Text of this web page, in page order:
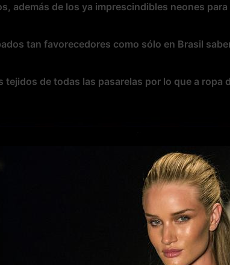
además de los ya imprescindibles neones
tan favorecedores como sólo en Brasil
tejidos de todas las pasarelas por lo que a ropa